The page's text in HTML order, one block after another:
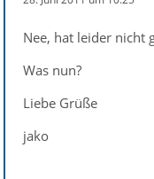
Nee, hat leider nicht
Was nun?
Liebe Grüße
jako